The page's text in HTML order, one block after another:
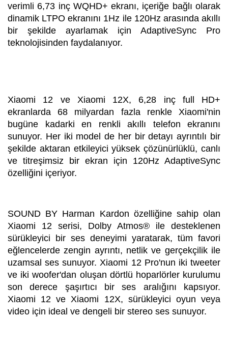
verimli 6,73 inç WQHD+ ekranı, içeriğe bağlı olarak
dinamik LTPO ekranını 1Hz ile 120Hz arasında akıllı
bir şekilde ayarlamak için AdaptiveSync Pro
teknolojisinden faydalanıyor.
Xiaomi 12 ve Xiaomi 12X, 6,28 inç full HD+
ekranlarda 68 milyardan fazla renkle Xiaomi'nin
bugüne kadarki en renkli akıllı telefon ekranını
sunuyor. Her iki model de her bir detayı ayrıntılı bir
şekilde aktaran etkileyici yüksek çözünürlüklü, canlı
ve titreşimsiz bir ekran için 120Hz AdaptiveSync
özelliğini içeriyor.
SOUND BY Harman Kardon özelliğine sahip olan
Xiaomi 12 serisi, Dolby Atmos® ile desteklenen
sürükleyici bir ses deneyimi yaratarak, tüm favori
eğlencelerde zengin ayrıntı, netlik ve gerçekçilik ile
uzamsal ses sunuyor. Xiaomi 12 Pro'nun iki tweeter
ve iki woofer'dan oluşan dörtlü hoparlörler kurulumu
son derece şaşırtıcı bir ses aralığını kapsıyor.
Xiaomi 12 ve Xiaomi 12X, sürükleyici oyun veya
video için ideal ve dengeli bir stereo ses sunuyor.